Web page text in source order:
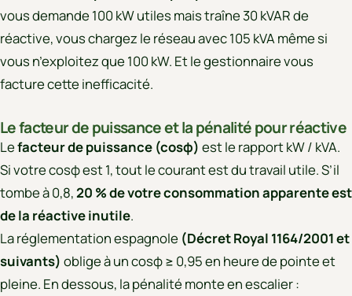
vous demande 100 kW utiles mais traîne 30 kVAR de
réactive, vous chargez le réseau avec 105 kVA même si
vous n’exploitez que 100 kW. Et le gestionnaire vous
facture cette inefficacité.
Le facteur de puissance et la pénalité pour réactive
Lefacteur de puissance (cosφ) est le rapport kW / kVA.
Si votre cosφ est 1, tout le courant est du travail utile. S’il
tombe à 0,8,20 % de votre consommation apparente est
de la réactive inutile.
La réglementation espagnole (Décret Royal 1164/2001 et
suivants) oblige à un cosφ ≥ 0,95 en heure de pointe et
pleine. En dessous, la pénalité monte en escalier :